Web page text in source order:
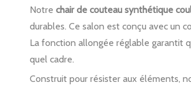
Notre chair de couteau synthétique
durables. Ce salon est conçu avec un
La fonction allongée réglable garantit
quel cadre.
Construit pour résister aux éléments,